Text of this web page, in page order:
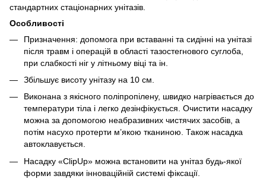
стандартних стаціонарних унітазів.
Особливості
Призначення: допомога при вставанні та сидінні на унітазі
після травм і операцій в області тазостегнового суглоба,
при слабкості ніг у літньому віці та ін.
Збільшує висоту унітазу на 10 см.
Виконана з якісного поліпропілену, швидко нагрівається до
температури тіла і легко дезінфікується. Очистити насадку
можна за допомогою неабразивних чистячих засобів, а
потім насухо протерти м’якою тканиною. Також насадка
автоклавується.
Насадку «ClipUp» можна встановити на унітаз будь-якої
форми завдяки інноваційній системі фіксації.